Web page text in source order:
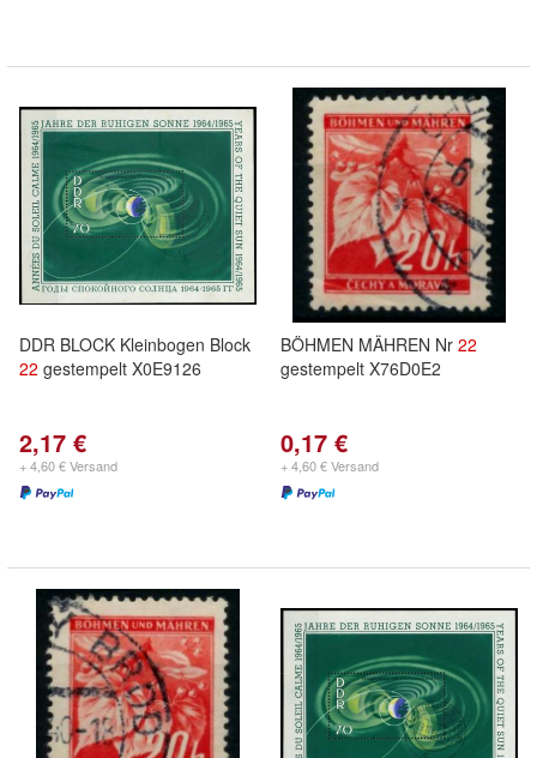
DDR BLOCK Kleinbogen Block
22 gestempelt X0E9126
2,17 €
+ 4,60 € Versand
BÖHMEN MÄHREN Nr 22
gestempelt X76D0E2
0,17 €
+ 4,60 € Versand